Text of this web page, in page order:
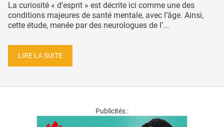
La curiosité « d’esprit » est décrite ici comme une des
conditions majeures de santé mentale, avec l’âge. Ainsi,
cette étude, menée par des neurologues de l’...
LIRE LA SUITE
Publicités :